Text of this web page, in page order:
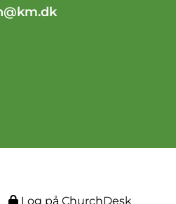
Log på ChurchDesk